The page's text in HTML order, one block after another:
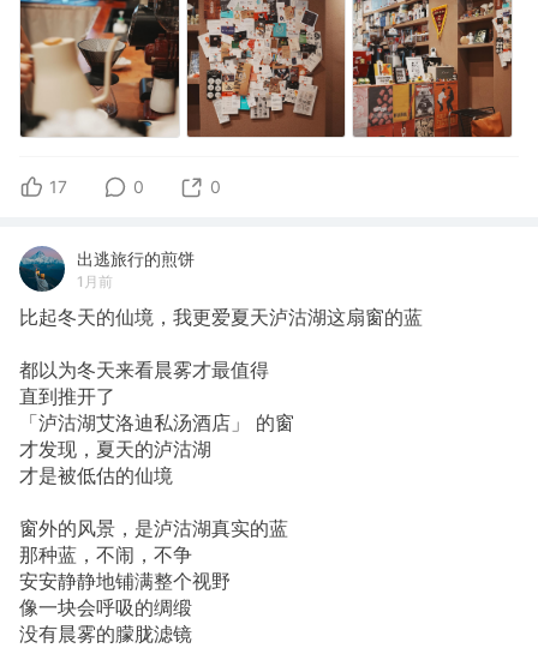
17 0 0
出逃旅行的煎饼
1月前
比起冬天的仙境，我更爱夏天泸沽湖这扇窗的蓝
都以为冬天来看晨雾才最值得
直到推开了
「泸沽湖艾洛迪私汤酒店」 的窗
才发现，夏天的泸沽湖
才是被低估的仙境
窗外的风景，是泸沽湖真实的蓝
那种蓝，不闹，不争
安安静静地铺满整个视野
像一块会呼吸的绸缎
没有晨雾的朦胧滤镜